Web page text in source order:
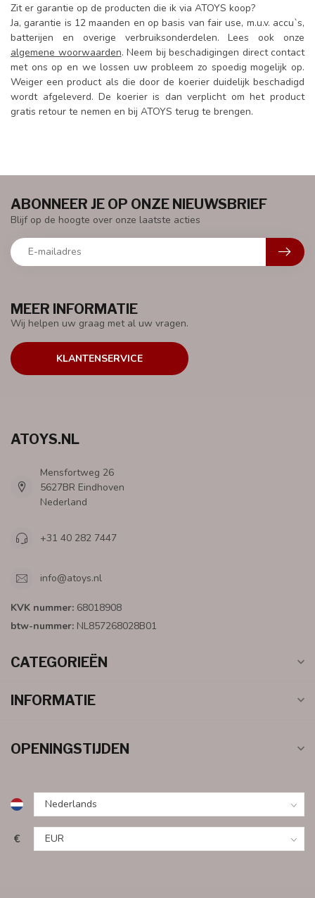
Zit er garantie op de producten die ik via ATOYS koop?
Ja, garantie is 12 maanden en op basis van fair use, m.u.v. accu`s,
batterijen en overige verbruiksonderdelen. Lees ook onze
algemene woorwaarden. Neem bij beschadigingen direct contact
met ons op en we lossen uw probleem zo spoedig mogelijk op.
Weiger een product als die door de koerier duidelijk beschadigd
wordt afgeleverd. De koerier is dan verplicht om het product
gratis retour te nemen en bij ATOYS terug te brengen.
MEER INFORMATIE
Wij helpen uw graag met al uw vragen.
KLANTENSERVICE
ABONNEER JE OP ONZE NIEUWSBRIEF
Blijf op de hoogte over onze laatste acties
ATOYS.NL
Mensfortweg 26
5627BR Eindhoven
Nederland
+31 40 282 7447
info@atoys.nl
KVK nummer: 68018908
btw-nummer: NL857268028B01
CATEGORIEËN
INFORMATIE
OPENINGSTIJDEN
€